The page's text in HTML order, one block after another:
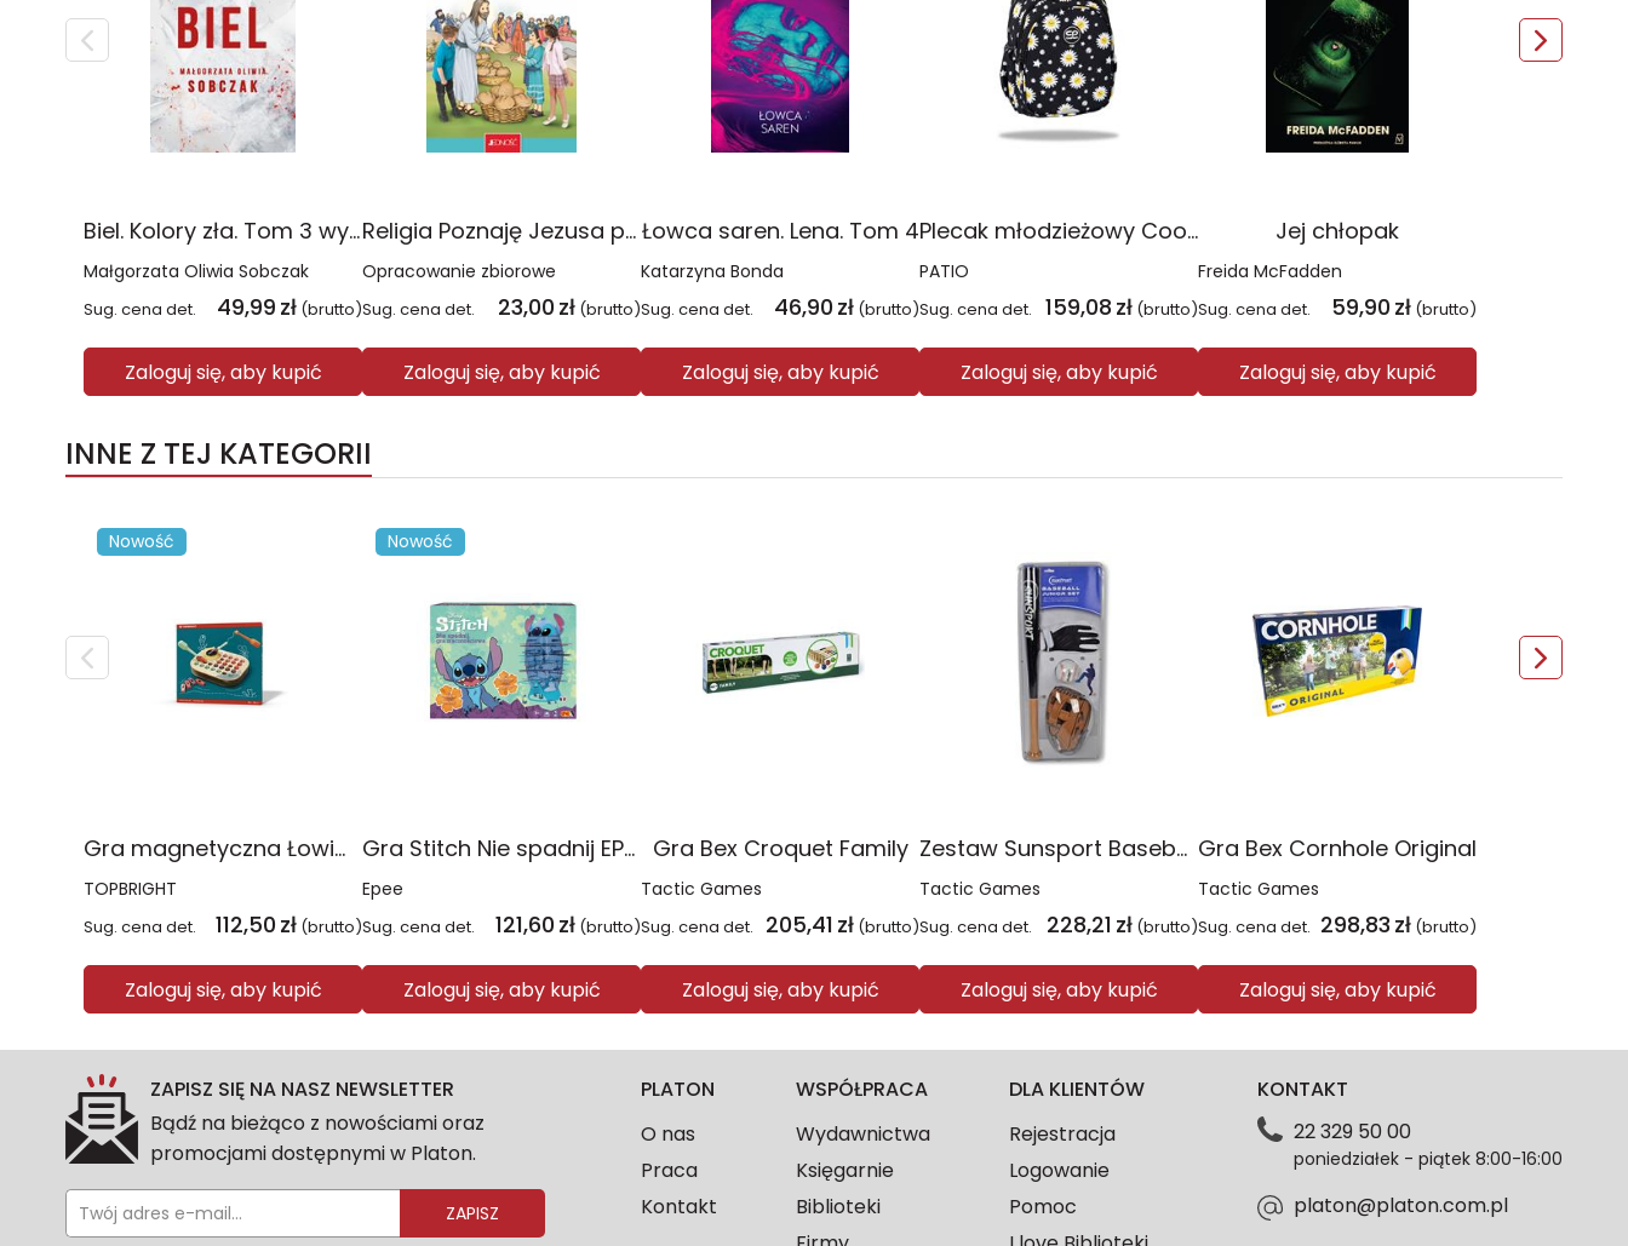
Biel. Kolory zła. Tom 3 wyd. 2025
Małgorzata Oliwia Sobczak
Sug. cena det. 49,99 zł (brutto)
Zaloguj się, aby kupić
Religia Poznaję Jezusa podręcznik dla klasy 3 szkoły podstawowej
Opracowanie zbiorowe
Sug. cena det. 23,00 zł (brutto)
Zaloguj się, aby kupić
Łowca saren. Lena. Tom 4
Katarzyna Bonda
Sug. cena det. 46,90 zł (brutto)
Zaloguj się, aby kupić
Plecak młodzieżowy Coolpack Jerry Daisy Black
PATIO
Sug. cena det. 159,08 zł (brutto)
Zaloguj się, aby kupić
Jej chłopak
Freida McFadden
Sug. cena det. 59,90 zł (brutto)
Zaloguj się, aby kupić
INNE Z TEJ KATEGORII
Nowość
Gra magnetyczna Łowimy Rybki ABC
TOPBRIGHT
Sug. cena det. 112,50 zł (brutto)
Zaloguj się, aby kupić
Nowość
Gra Stitch Nie spadnij EP60443
Epee
Sug. cena det. 121,60 zł (brutto)
Zaloguj się, aby kupić
Gra Bex Croquet Family
Tactic Games
Sug. cena det. 205,41 zł (brutto)
Zaloguj się, aby kupić
Zestaw Sunsport Baseball Set dla początkujących
Tactic Games
Sug. cena det. 228,21 zł (brutto)
Zaloguj się, aby kupić
Gra Bex Cornhole Original
Tactic Games
Sug. cena det. 298,83 zł (brutto)
Zaloguj się, aby kupić
ZAPISZ SIĘ NA NASZ NEWSLETTER
Bądź na bieżąco z nowościami oraz
promocjami dostępnymi w Platon.
ZAPISZ
PLATON
O nas
Praca
Kontakt
WSPÓŁPRACA
Wydawnictwa
Księgarnie
Biblioteki
DLA KLIENTÓW
Rejestracja
Logowanie
Pomoc
KONTAKT
22 329 50 00
poniedziałek - piątek 8:00-16:00
platon@platon.com.pl